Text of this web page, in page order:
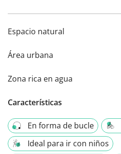
Espacio natural
Área urbana
Zona rica en agua
Características
En forma de bucle
Ideal para ir con niños